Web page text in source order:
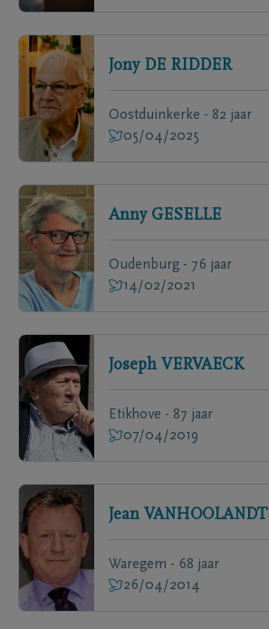
Jony DE RIDDER
Oostduinkerke - 82 jaar
05/04/2025
Anny GESELLE
Oudenburg - 76 jaar
14/02/2021
Joseph VERVAECK
Etikhove - 87 jaar
07/04/2019
Jean VANHOOLANDT
Waregem - 68 jaar
26/04/2014